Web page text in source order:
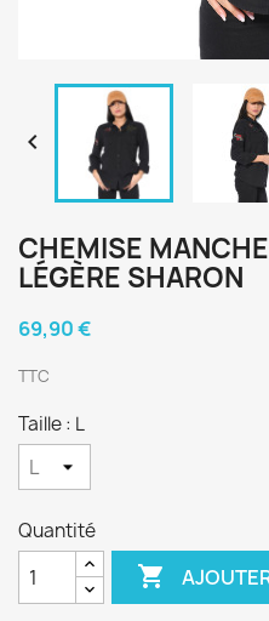

CHEMISE
LÉGÈRE SHARON
69,90 €
TTC
Taille : L
Quantité
